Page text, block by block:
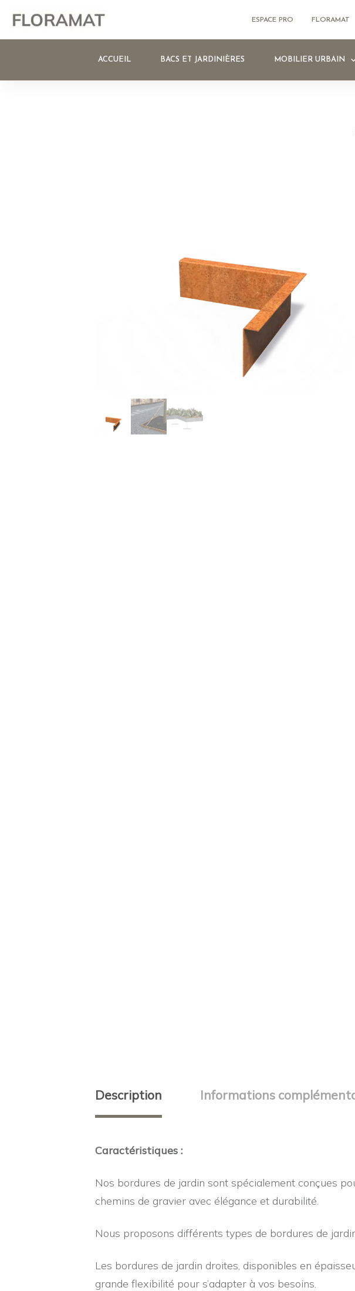
ESPACE PRO FLORAMAT
ACCUEIL BACS ET JARDINIÈRES MOBILIER URBAIN
Description Informations
Caractéristiques :
Nos bordures de jardin sont spécialement conçues
chemins de gravier avec élégance et durabilité.
Nous proposons différents types de bordures de
Les bordures de jardin droites, disponibles en
grande flexibilité pour s’adapter à vos besoins.